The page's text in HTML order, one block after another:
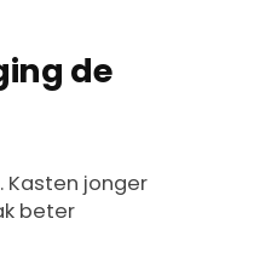
de
Kasten jonger
beter